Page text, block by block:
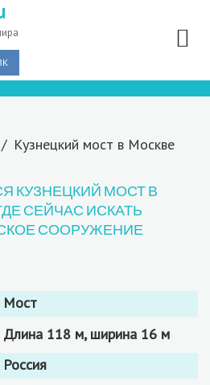
Кузнецкий мост в Москве
КУЗНЕЦКИЙ МОСТ В
СЕЙЧАС ИСКАТЬ
СООРУЖЕНИЕ
мост
длина 118 м, ширина 16 м
Россия